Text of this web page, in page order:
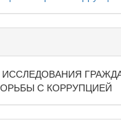
С КОРРУПЦИЕЙ